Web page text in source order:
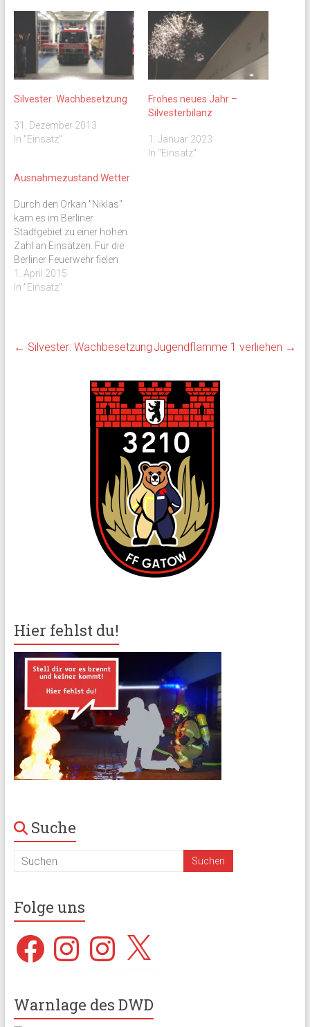
Silvester: Wachbesetzung
31. Dezember 2013
In "Einsatz"
Frohes neues Jahr –
Silvesterbilanz
1. Januar 2023
In "Einsatz"
Ausnahmezustand Wetter
Durch den Orkan "Niklas"
kam es im Berliner
Stadtgebiet zu einer hohen
Zahl an Einsätzen. Für die
Berliner Feuerwehr fielen
1127 wetterbedingte
Einsätze an, so dass der
Einsatzstellen mit beiden
Spandau verschlug es…
1. April 2015
In "Einsatz"
← Silvester: Wachbesetzung Jugendflamme 1 verliehen →
Hier fehlst du!
Suche
Folge uns
FacebookInstagramInstagram
X
Warnlage des DWD